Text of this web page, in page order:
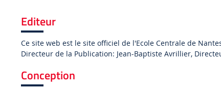
Editeur
Ce site web est le site officiel de l'Ecole Centrale de
Directeur de la Publication: Jean-Baptiste Avrillier,
Conception